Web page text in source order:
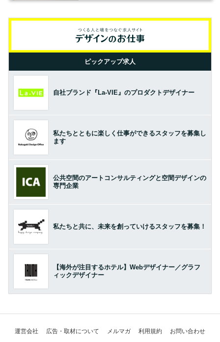
ピックアップ求人
自社ブランド『La-VIE』のプロダクトデザイナー
私たちとともに楽しく仕事ができるスタッフを募集し
ます
公共空間のアートコンサルティングと空間デザインの
専門企業
私たちと共に、未来を創っていけるスタッフを募集！
【海外が注目するホテル】Webデザイナー／グラフ
ィックデザイナー
運営会社 広告・取材について メルマガ 利用規約 お問い合わせ